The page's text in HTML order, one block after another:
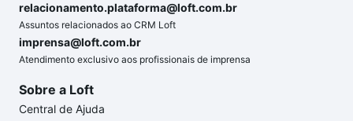
relacionamento.plataforma@loft.com.br
Assuntos relacionados ao CRM Loft
imprensa@loft.com.br
Atendimento exclusivo aos profissionais de imprensa
Sobre a Loft
Central de Ajuda